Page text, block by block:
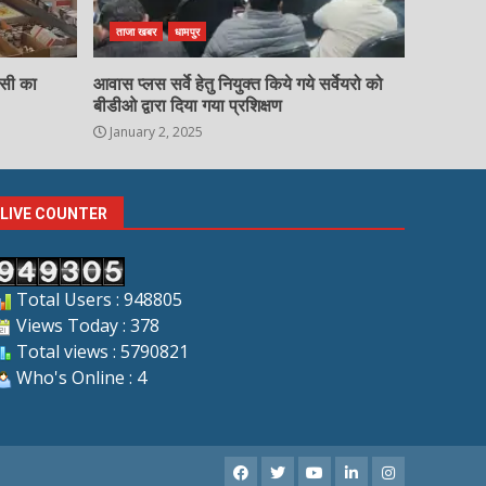
का
ताजा खबर धामपुर
आवास प्लस सर्वे हेतु नियुक्त किये गये सर्वेयरो को
बीडीओ द्वारा दिया गया प्रशिक्षण
January 2, 2025
LIVE COUNTER
Total Users : 948805
Views Today : 378
Total views : 5790821
Who's Online : 4
Facebook
X YoutubeLinkedInInstagram